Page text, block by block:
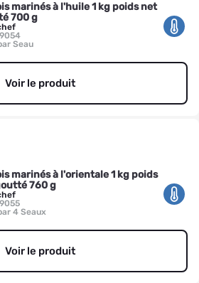
marinés à l'huile 1 kg poids net
700 g
Seau
Voir le produit
marinés à l'orientale 1 kg poids
760 g
4 Seaux
Voir le produit